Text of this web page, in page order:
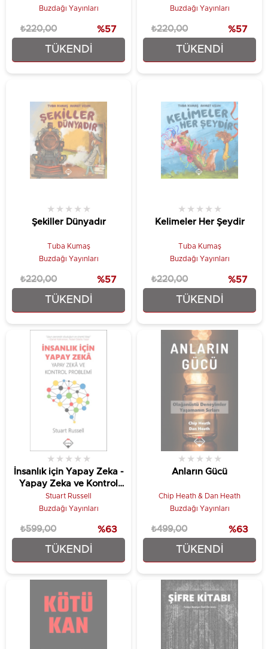
TÜKENDI
Buzdağı Yayınları
₺93,75
₺220,00 %57
TÜKENDI
Buzdağı Yayınları
₺93,75
₺220,00 %57
TÜKENDI
Şekiller Dünyadır
★ ★ ★ ★ ★
Tuba Kumaş
Buzdağı Yayınları
₺93,75
₺220,00 %57
TÜKENDI
Kelimeler Her Şeydir
★ ★ ★ ★ ★
Tuba Kumaş
Buzdağı Yayınları
₺93,75
₺220,00 %57
TÜKENDI
İnsanlık için Yapay Zeka -
Yapay Zeka ve Kontrol
Problemi
★ ★ ★ ★ ★
Stuart Russell
Buzdağı Yayınları
₺224,25
₺599,00 %63
TÜKENDI
Anların Gücü
★ ★ ★ ★ ★
Chip Heath & Dan Heath
Buzdağı Yayınları
₺186,75
₺499,00 %63